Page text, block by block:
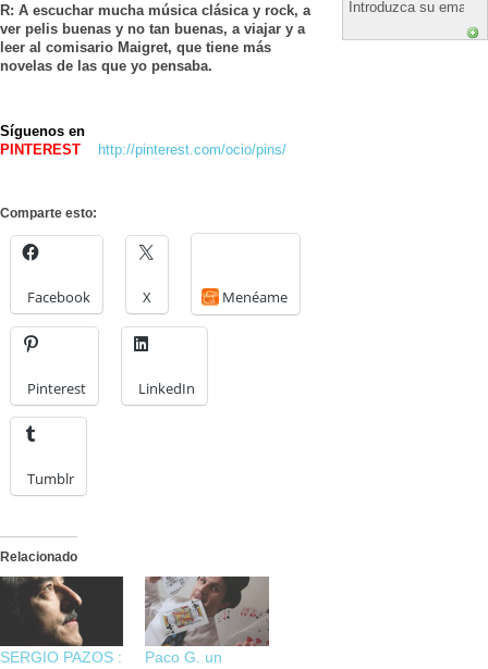
R: A escuchar mucha música clásica y rock, a
ver pelis buenas y no tan buenas, a viajar y a
leer al comisario Maigret, que tiene más
novelas de las que yo pensaba.
Síguenos en
PINTEREST
http://pinterest.com/ocio/pins/
Comparte esto:
Facebook X Menéame
Pinterest LinkedIn
Tumblr
Relacionado
SERGIO PAZOS :
Paco G. un